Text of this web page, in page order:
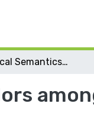
Psychological Semantics of Favorite Colors among Higher Primary Stage Children in Hebron